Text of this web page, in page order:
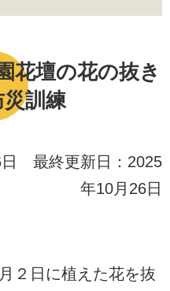
花壇の花の抜き
訓練
日 最終更新日：2025
年10月26日
２日に植えた花を抜